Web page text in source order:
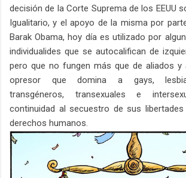
decisión de la Corte Suprema de los EEUU
Igualitario, y el apoyo de la misma por
Barak Obama, hoy día es utilizado por
individualides que se autocalifican de
pero que no fungen más que de aliados y
opresor que domina a gays,
transgéneros, transexuales e
continuidad al secuestro de sus libertades
derechos humanos.